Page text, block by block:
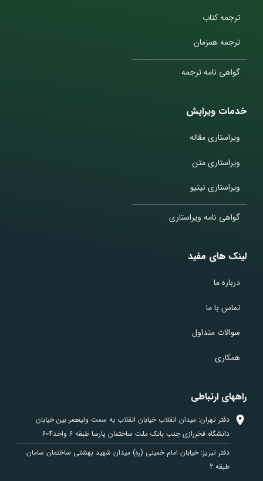
ترجمه کتاب
ترجمه همزمان
گواهی نامه ترجمه
خدمات ویرایش
ویراستاری مقاله
ویراستاری متن
ویراستاری نیتیو
گواهی نامه ویراستاری
لینک های مفید
درباره ما
تماس با ما
سوالات متداول
همکاری
راههای ارتباطی
دفتر تهران: میدان انقلاب خیابان انقلاب به سمت ولیعصر بین خیابان
دانشگاه فخررازی جنب بانک ملت ساختمان پارسا طبقه 6 واحد604
دفتر تبریز: خیابان امام خمینی (ره) میدان شهید بهشتی ساختمان سامان
طبقه 2